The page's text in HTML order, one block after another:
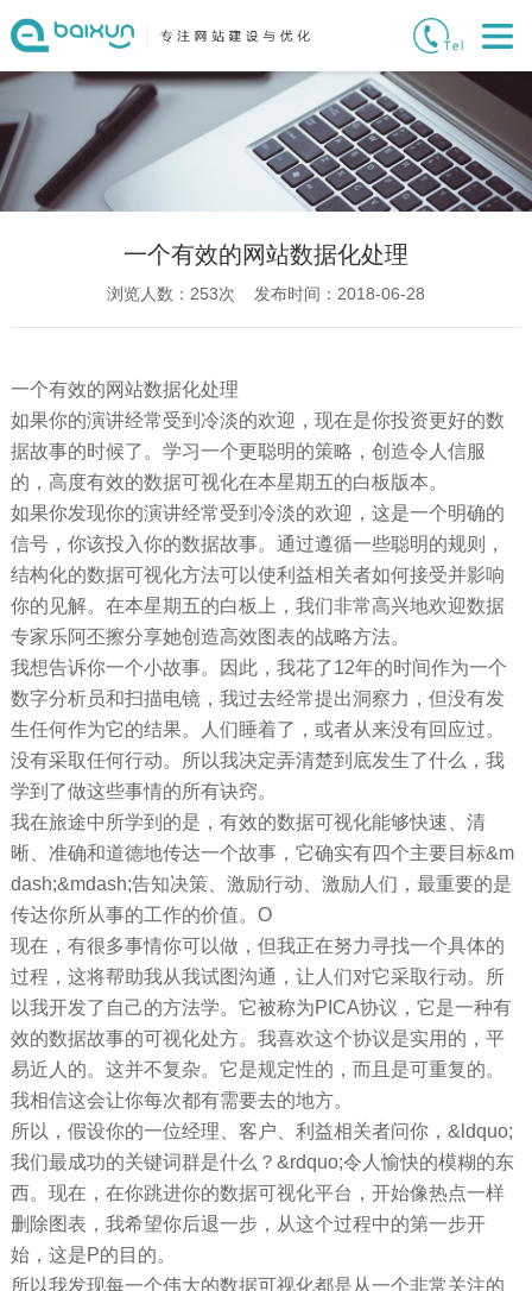
一个有效的网站数据化处理
浏览人数： 253次 发布时间：2018-06-28
一个有效的网站数据化处理
如果你的演讲经常受到冷淡的欢迎，现在是你投资更好的数
据故事的时候了。学习一个更聪明的策略，创造令人信服
的，高度有效的数据可视化在本星期五的白板版本。
如果你发现你的演讲经常受到冷淡的欢迎，这是一个明确的
信号，你该投入你的数据故事。通过遵循一些聪明的规则，
结构化的数据可视化方法可以使利益相关者如何接受并影响
你的见解。在本星期五的白板上，我们非常高兴地欢迎数据
专家乐阿丕擦分享她创造高效图表的战略方法。
我想告诉你一个小故事。因此，我花了12年的时间作为一个
数字分析员和扫描电镜，我过去经常提出洞察力，但没有发
生任何作为它的结果。人们睡着了，或者从来没有回应过。
没有采取任何行动。所以我决定弄清楚到底发生了什么，我
学到了做这些事情的所有诀窍。
我在旅途中所学到的是，有效的数据可视化能够快速、清
晰、准确和道德地传达一个故事，它确实有四个主要目标&m
dash;&mdash;告知决策、激励行动、激励人们，最重要的是
传达你所从事的工作的价值。O
现在，有很多事情你可以做，但我正在努力寻找一个具体的
过程，这将帮助我从我试图沟通，让人们对它采取行动。所
以我开发了自己的方法学。它被称为PICA协议，它是一种有
效的数据故事的可视化处方。我喜欢这个协议是实用的，平
易近人的。这并不复杂。它是规定性的，而且是可重复的。
我相信这会让你每次都有需要去的地方。
所以，假设你的一位经理、客户、利益相关者问你，&ldquo;
我们最成功的关键词群是什么？&rdquo;令人愉快的模糊的东
西。现在，在你跳进你的数据可视化平台，开始像热点一样
删除图表，我希望你后退一步，从这个过程中的第一步开
始，这是P的目的。
所以我发现每一个伟大的数据可视化都是从一个非常关注的